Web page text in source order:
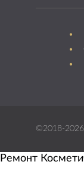
©2018-2026
Ремонт